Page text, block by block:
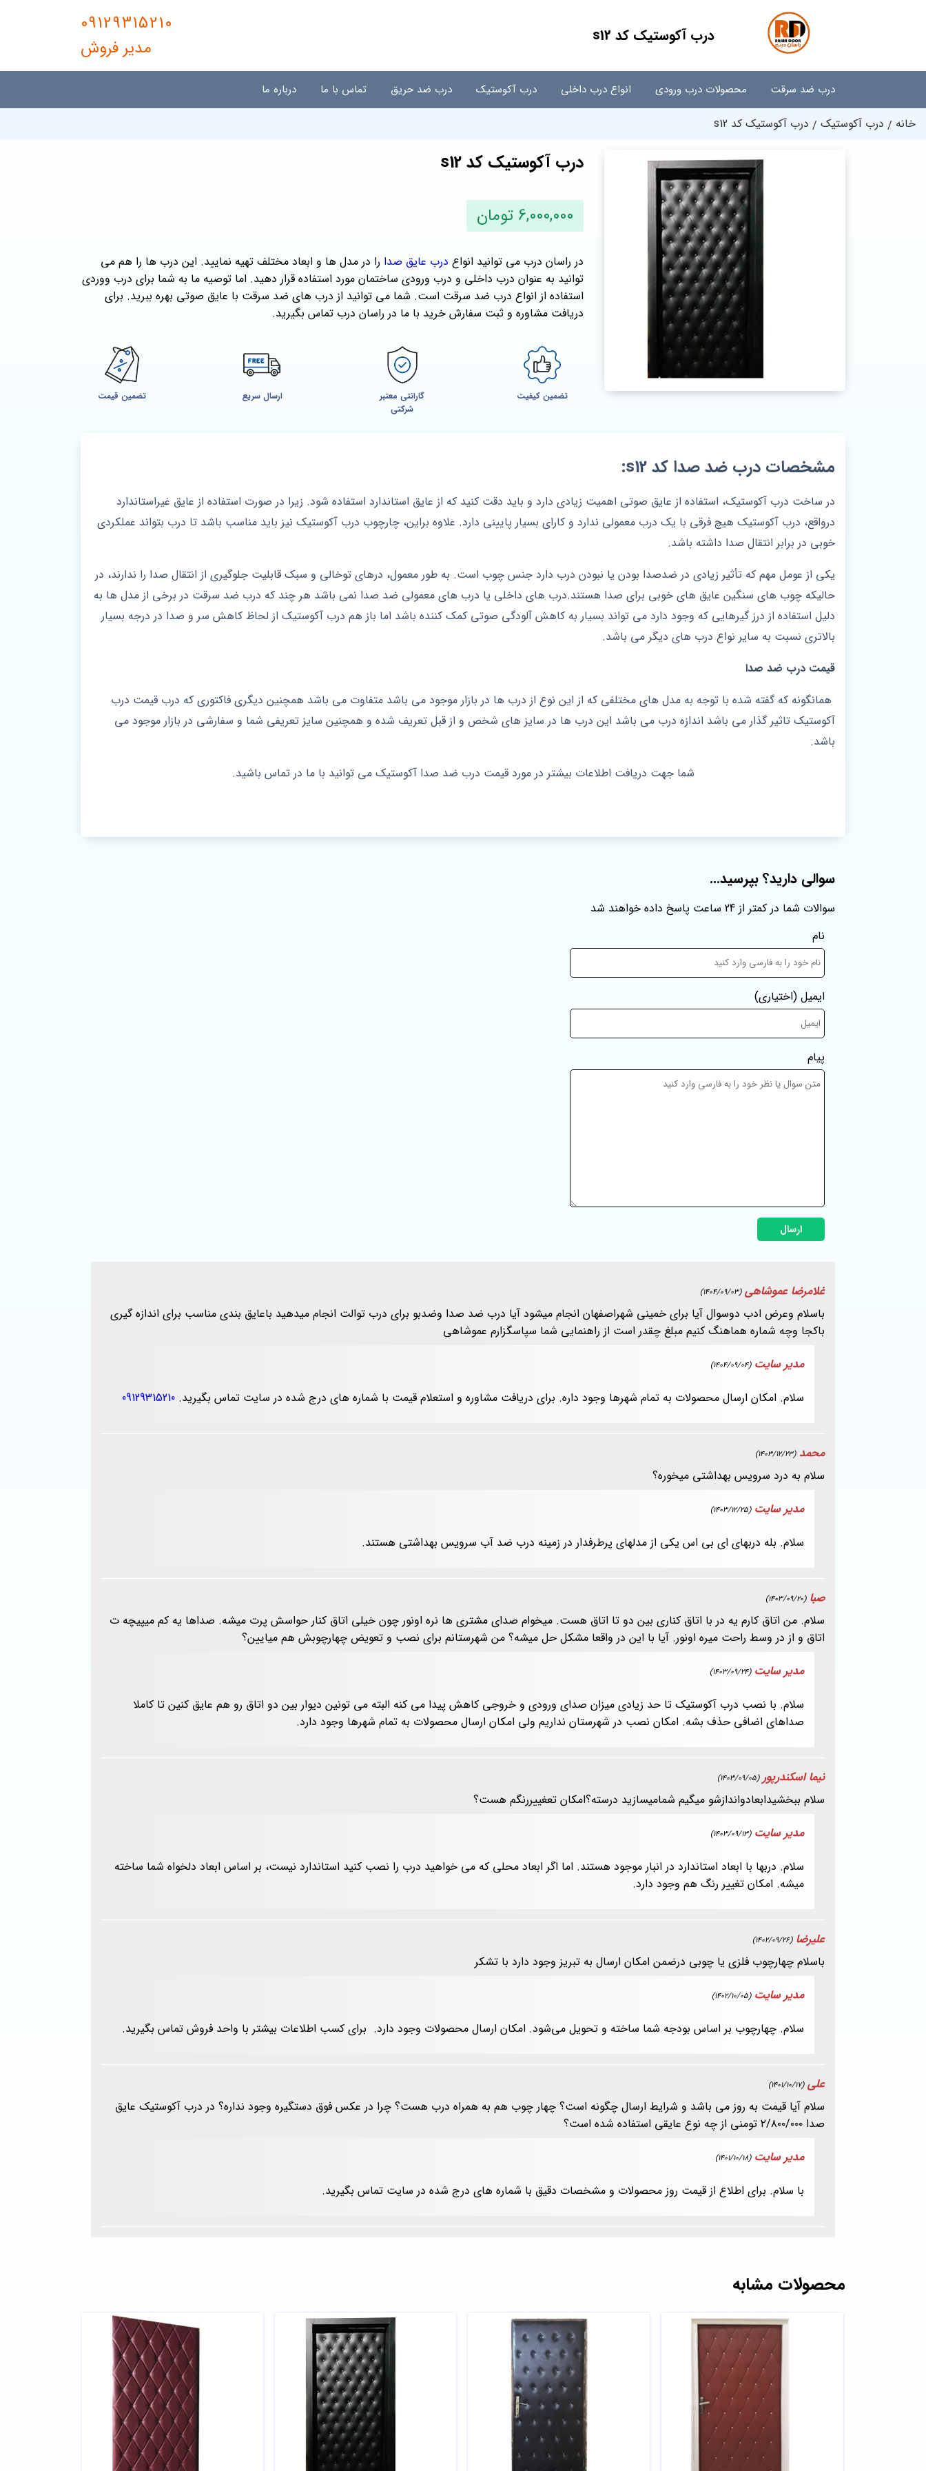
درب آکوستیک کد s12
09129315210
مدیر فروش
درب ضد سرقت محصولات درب ورودی انواع درب داخلی درب آکوستیک درب ضد حریق تماس با ما درباره ما
خانه درب آکوستیک درب آکوستیک کد s12
درب آکوستیک کد s12
6,000,000 تومان
در راسان درب می توانید انواع درب عایق صدا را در مدل ها و ابعاد مختلف تهیه نمایید. این درب ها را هم می
توانید به عنوان درب داخلی و درب ورودی ساختمان مورد استفاده قرار دهید. اما توصیه ما به شما برای درب ووردی
استفاده از انواع درب ضد سرقت است. شما می توانید از درب های ضد سرقت با عایق صوتی بهره ببرید. برای
دریافت مشاوره و ثبت سفارش خرید با ما در راسان درب تماس بگیرید.
تضمین کیفیت
گارانتی معتبر
شرکتی
ارسال سریع تضمین قیمت
مشخصات درب ضد صدا کد s12:
در ساخت درب آکوستیک، استفاده از عایق صوتی اهمیت زیادی دارد و باید دقت کنید که از عایق استاندارد استفاده شود. زیرا در صورت استفاده از عایق غیراستاندارد
درواقع، درب آکوستیک هیچ فرقی با یک درب معمولی ندارد و کارای بسیار پایینی دارد. علاوه براین، چارچوب درب آکوستیک نیز باید مناسب باشد تا درب بتواند عملکردی
خوبی در برابر انتقال صدا داشته باشد.
یکی از عومل مهم که تأثیر زیادی در ضدصدا بودن یا نبودن درب دارد جنس چوب است. به طور معمول، درهای توخالی و سبک قابلیت جلوگیری از انتقال صدا را ندارند، در
حالیکه چوب های سنگین عایق های خوبی برای صدا هستند.درب های داخلی یا درب های معمولی ضد صدا نمی باشد هر چند که درب ضد سرقت در برخی از مدل ها به
دلیل استفاده از درز گیرهایی که وجود دارد می تواند بسیار به کاهش آلودگی صوتی کمک کننده باشد اما باز هم درب آکوستیک از لحاظ کاهش سر و صدا در درجه بسیار
بالاتری نسبت به سایر نواع درب های دیگر می باشد.
قیمت درب ضد صدا
همانگونه که گفته شده با توجه به مدل های مختلفی که از این نوع از درب ها در بازار موجود می باشد متفاوت می باشد همچنین دیگری فاکتوری که درب قیمت درب
آکوستیک تاثیر گذار می باشد اندازه درب می باشد این درب ها در سایز های شخص و از قبل تعریف شده و همچنین سایز تعریفی شما و سفارشی در بازار موجود می
باشد.
شما جهت دریافت اطلاعات بیشتر در مورد قیمت درب ضد صدا آکوستیک می توانید با ما در تماس باشید.
سوالی دارید؟ بپرسید...
سوالات شما در کمتر از 24 ساعت پاسخ داده خواهند شد
نام
ایمیل (اختیاری)
پیام
ارسال
غلامرضا عموشاهی (1404/09/03)
باسلام وعرض ادب دوسوال آیا برای خمینی شهراصفهان انجام میشود آیا درب ضد صدا وضدبو برای درب توالت انجام میدهید باعایق بندی مناسب برای اندازه گیری
باکجا وچه شماره هماهنگ کنیم مبلغ چقدر است از راهنمایی شما سپاسگزارم عموشاهی
مدیر سایت (1404/09/04)
سلام. امکان ارسال محصولات به تمام شهرها وجود داره. برای دریافت مشاوره و استعلام قیمت با شماره های درج شده در سایت تماس بگیرید. 09129315210
محمد (1403/12/23)
سلام به درد سرویس بهداشتی میخوره؟
مدیر سایت (1403/12/25)
سلام. بله دربهای ای بی اس یکی از مدلهای پرطرفدار در زمینه درب ضد آب سرویس بهداشتی هستند.
صبا (1403/09/20)
سلام. من اتاق کارم یه در با اتاق کناری بین دو تا اتاق هست. میخوام صدای مشتری ها نره اونور چون خیلی اتاق کنار حواسش پرت میشه. صداها یه کم میپیچه ت
اتاق و از در وسط راحت میره اونور. آیا با این در واقعا مشکل حل میشه؟ من شهرستانم برای نصب و تعویض چهارچوبش هم میایین؟
مدیر سایت (1403/09/24)
سلام. با نصب درب آکوستیک تا حد زیادی میزان صدای ورودی و خروجی کاهش پیدا می کنه البته می تونین دیوار بین دو اتاق رو هم عایق کنین تا کاملا
صداهای اضافی حذف بشه. امکان نصب در شهرستان نداریم ولی امکان ارسال محصولات به تمام شهرها وجود دارد.
نیما اسکندرپور (1403/09/05)
سلام ببخشیدابعادواندازشو میگیم شمامیسازید درسته؟امکان تعغییررنگم هست؟
مدیر سایت (1403/09/13)
سلام. دربها با ابعاد استاندارد در انبار موجود هستند. اما اگر ابعاد محلی که می خواهید درب را نصب کنید استاندارد نیست، بر اساس ابعاد دلخواه شما ساخته
میشه. امکان تغییر رنگ هم وجود دارد.
علیرضا(1402/09/26)
باسلام چهارچوب فلزی یا چوبی درضمن امکان ارسال به تبریز وجود دارد با تشکر
مدیر سایت (1402/10/05)
سلام. چهارچوب بر اساس بودجه شما ساخته و تحویل می‌شود. امکان ارسال محصولات وجود دارد. برای کسب اطلاعات بیشتر با واحد فروش تماس بگیرید.
علی (1401/10/17)
سلام آیا قیمت به روز می باشد و شرایط ارسال چگونه است؟ چهار چوب هم به همراه درب هست؟ چرا در عکس فوق دستگیره وجود نداره؟ در درب آکوستیک عایق
صدا ۲/۸۰۰/۰۰۰ تومنی از چه نوع عایقی استفاده شده است؟
مدیر سایت (1401/10/18)
با سلام. برای اطلاع از قیمت روز محصولات و مشخصات دقیق با شماره های درج شده در سایت تماس بگیرید.
محصولات مشابه